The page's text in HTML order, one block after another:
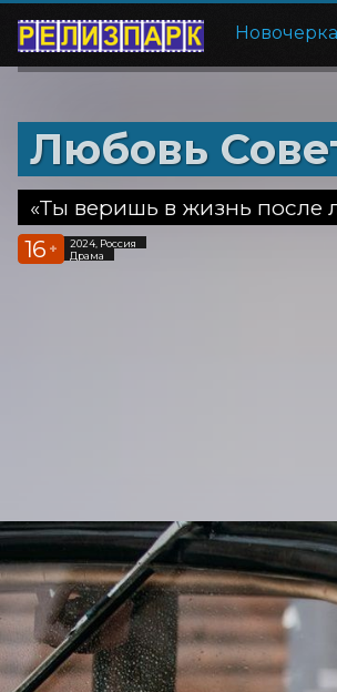
Любовь
«Ты веришь в жизнь после
16 +
2024, Россия
Драма